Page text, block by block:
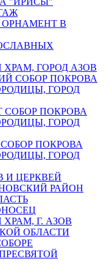
В
ГОРОД АЗОВ
СОБОР ПОКРОВА
ГОРОД
СОБОР ПОКРОВА
ГОРОД
ПОКРОВА
ГОРОД
И ЦЕРКВЕЙ
РАЙОН
Г. АЗОВ
ОБЛАСТИ